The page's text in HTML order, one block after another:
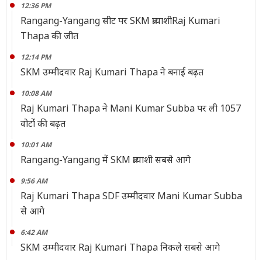
12:36 PM
Rangang-Yangang सीट पर SKM प्रत्याशीRaj Kumari
Thapa की जीत
12:14 PM
SKM उम्मीदवार Raj Kumari Thapa ने बनाई बढ़त
10:08 AM
Raj Kumari Thapa ने Mani Kumar Subba पर ली 1057
वोटोंं की बढ़त
10:01 AM
Rangang-Yangang में SKM प्रत्याशी सबसे आगे
9:56 AM
Raj Kumari Thapa SDF उम्मीदवार Mani Kumar Subba
से आगे
6:42 AM
SKM उम्मीदवार Raj Kumari Thapa निकले सबसे आगे